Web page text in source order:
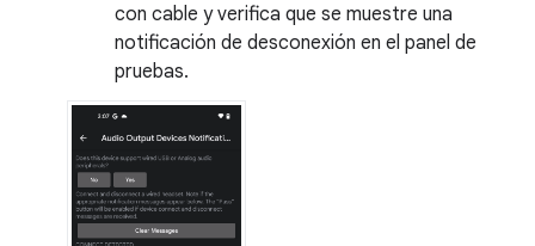
con cable y verifica que se muestre una
notificación de desconexión en el panel de
pruebas.